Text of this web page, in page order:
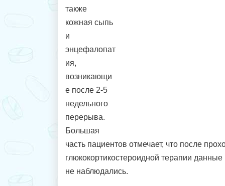
также
кожная сыпь
и
энцефалопат
ия,
возникающи
е после 2-5
недельного
перерыва.
Большая
часть пациентов отмечает, что после
глюкокортикостероидной терапии
не наблюдались.